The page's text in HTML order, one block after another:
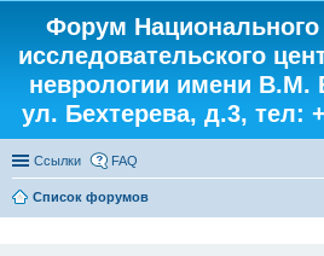
Форум Национального
исследовательского
неврологии имени В.М.
ул. Бехтерева, д.3, тел:
Ссылки FAQ
Список форумов